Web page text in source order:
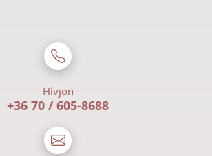
Hívjon
+36 70 / 605-8688